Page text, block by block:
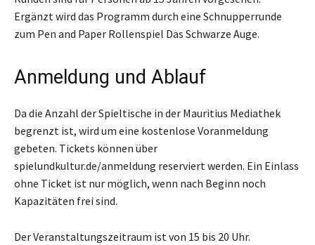
Ergänzt wird das Programm durch eine Schnupperrunde
zum Pen and Paper Rollenspiel Das Schwarze Auge.
Anmeldung und Ablauf
Da die Anzahl der Spieltische in der Mauritius Mediathek
begrenzt ist, wird um eine kostenlose Voranmeldung
gebeten. Tickets können über
spielundkultur.de/anmeldung reserviert werden. Ein Einlass
ohne Ticket ist nur möglich, wenn nach Beginn noch
Kapazitäten frei sind.
Der Veranstaltungszeitraum ist von 15 bis 20 Uhr.